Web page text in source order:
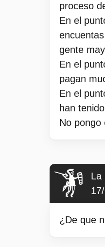
proceso
En el
gente
En el
pagan
En el
han
No pongo
La
¿De que